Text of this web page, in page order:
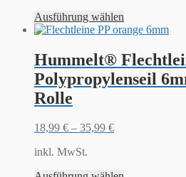
Ausführung wählen
Hummelt®
Polypropylenseil
Rolle
18,99 € – 35,99 €
inkl. MwSt.